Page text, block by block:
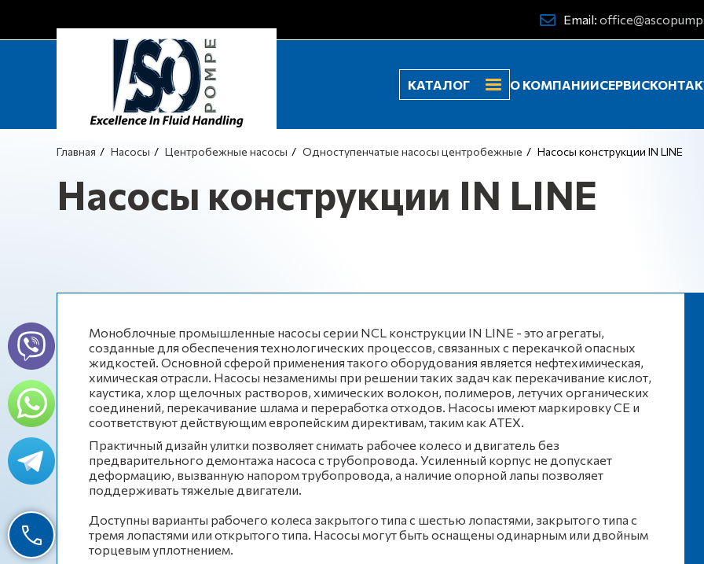
Email:
КАТАЛОГ О КОМПАНИИСЕРВИС
Главная Насосы Центробежные насосы Одноступенчатые насосы центробежные Насосы конструкции IN LINE
Насосы конструкции IN LINE
Моноблочные промышленные насосы серии NCL конструкции IN LINE - это агрегаты,
созданные для обеспечения технологических процессов, связанных с перекачкой опасных
жидкостей. Основной сферой применения такого оборудования является нефтехимическая,
химическая отрасли. Насосы незаменимы при решении таких задач как перекачивание кислот,
каустика, хлор щелочных растворов, химических волокон, полимеров, летучих органических
соединений, перекачивание шлама и переработка отходов. Насосы имеют маркировку СЕ и
соответствуют действующим европейским директивам, таким как ATEX.
Практичный дизайн улитки позволяет снимать рабочее колесо и двигатель без
предварительного демонтажа насоса с трубопровода. Усиленный корпус не допускает
деформацию, вызванную напором трубопровода, а наличие опорной лапы позволяет
поддерживать тяжелые двигатели.
Доступны варианты рабочего колеса закрытого типа с шестью лопастями, закрытого типа с
тремя лопастями или открытого типа. Насосы могут быть оснащены одинарным или двойным
торцевым уплотнением.